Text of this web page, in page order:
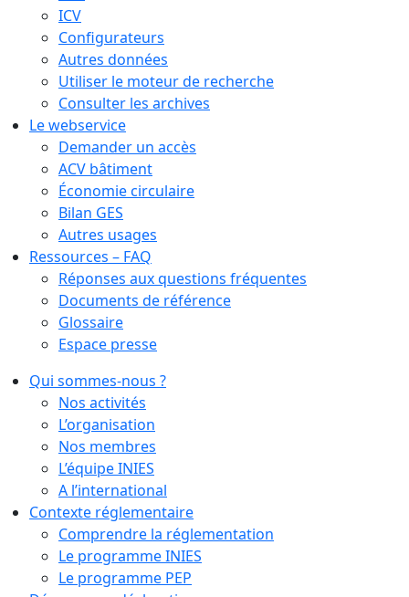
ICV
Configurateurs
Autres données
Utiliser le moteur de recherche
Consulter les archives
Le webservice
Demander un accès
ACV bâtiment
Économie circulaire
Bilan GES
Autres usages
Ressources – FAQ
Réponses aux questions fréquentes
Documents de référence
Glossaire
Espace presse
Qui sommes-nous ?
Nos activités
L’organisation
Nos membres
L’équipe INIES
A l’international
Contexte réglementaire
Comprendre la réglementation
Le programme INIES
Le programme PEP